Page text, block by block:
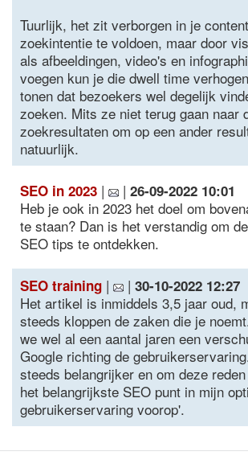
Tuurlijk, het zit verborgen in je
zoekintentie te voldoen, maar door
als afbeeldingen, video's en
voegen kun je die dwell time
tonen dat bezoekers wel degelijk
zoeken. Mits ze niet terug gaan naar
zoekresultaten om op een ander
natuurlijk.
SEO in 2023 | | 26-09-2022 10:01
Heb je ook in 2023 het doel om
te staan? Dan is het verstandig om
SEO tips te ontdekken.
SEO training | | 30-10-2022 12:27
Het artikel is inmiddels 3,5 jaar oud,
steeds kloppen de zaken die je
we wel al een aantal jaren een
Google richting de
steeds belangrijker en om deze
het belangrijkste SEO punt in mijn
gebruikerservaring voorop'.